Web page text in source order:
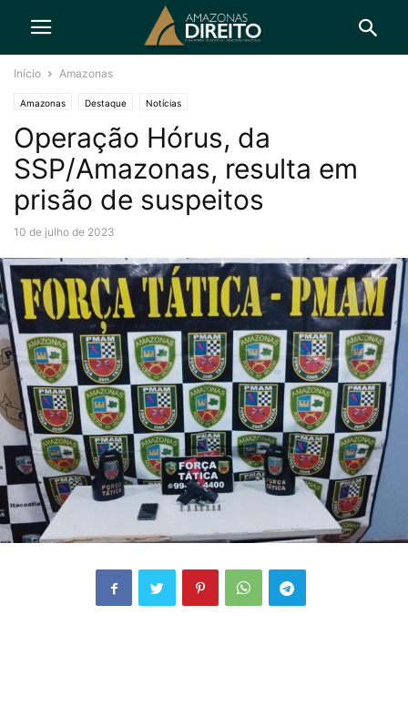
Início Amazonas
Amazonas Destaque Notícias
Operação Hórus, da
SSP/Amazonas, resulta em
prisão de suspeitos
10 de julho de 2023